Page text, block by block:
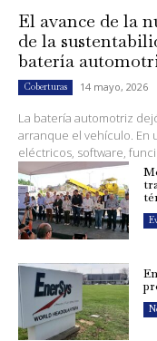
El avance de la
de la
batería
Coberturas 14 mayo, 2026
La batería automotriz
arranque el vehículo. En
eléctricos, software,